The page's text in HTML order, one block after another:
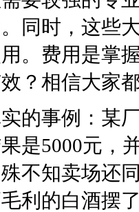
同时，这些
。费用是掌
？相信大家
事例：某厂
是5000元，
不知卖场还
利的白酒摆